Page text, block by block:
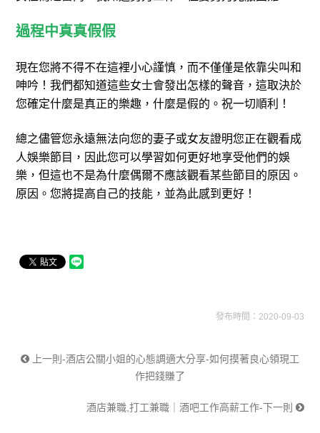
過程中真真假假
現在您將不得不在這裡小心謹慎，而不僅僅是依靠尖叫和
呻吟！我們都知道這些女士會發出怎樣的聲音，這取決於
您確定什麼是真正的樂趣，什麼是假的。祝一切順利！
總之儘管您永遠無法向您的妻子或女友證明您正在觀看成
人娛樂節目，因此您可以學習如何更好地享受他們的娛
樂，但這也不是為什麼偶爾不應該觀看某些節目的原因。
原因。您將提高自己的技能，並為此感到更好！
發布時間：2020-09-03
上一則-酒店公關小姐的心態調適大分享-如何摸著良心領現工
作把錢賺了
酒店兼職,打工兼職｜酒吧工作高薪工作-下一則